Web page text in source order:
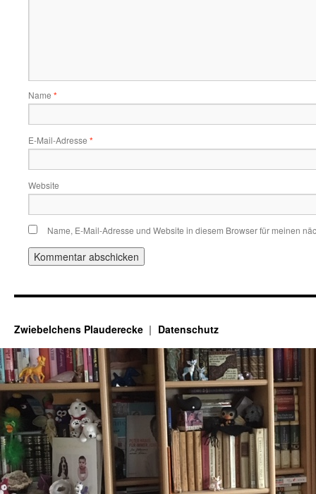
Name *
E-Mail-Adresse *
Website
Name, E-Mail-Adresse und Website in diesem Browser für meinen
Zwiebelchens Plauderecke Datenschutz